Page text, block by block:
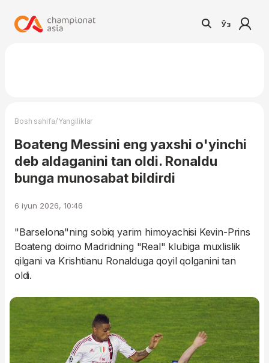
Ўз
Bosh sahifa/Yangiliklar
Boateng Messini eng yaxshi o'yinchi
deb aldaganini tan oldi. Ronaldu
bunga munosabat bildirdi
6 iyun 2026, 10:46
"Barselona"ning sobiq yarim himoyachisi Kevin-Prins
Boateng doimo Madridning "Real" klubiga muxlislik
qilgani va Krishtianu Ronalduga qoyil qolganini tan
oldi.